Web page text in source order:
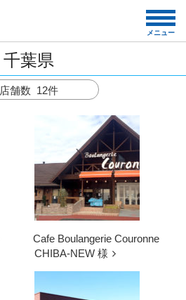
メニュー
千葉県
店舗数 12件
Cafe Boulangerie Couronne
CHIBA-NEW 様